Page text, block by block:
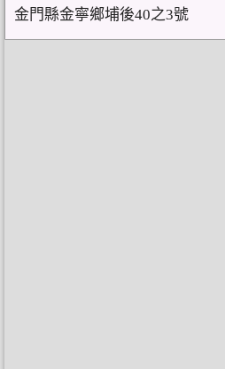
金門縣金寧鄉埔後40之3號